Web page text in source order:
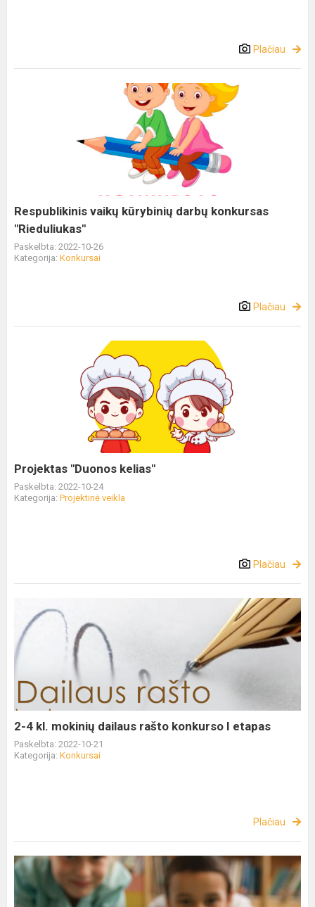
Plačiau
Respublikinis vaikų kūrybinių darbų konkursas
"Rieduliukas"
Paskelbta: 2022-10-26
Kategorija: Konkursai
Plačiau
Projektas "Duonos kelias"
Paskelbta: 2022-10-24
Kategorija: Projektinė veikla
Plačiau
2-4 kl. mokinių dailaus rašto konkurso I etapas
Paskelbta: 2022-10-21
Kategorija: Konkursai
Plačiau